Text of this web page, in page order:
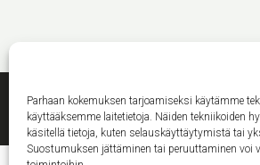
Parhaan kokemuksen tarjoamiseksi käytämme
käyttääksemme laitetietoja. Näiden tekniikoiden
käsitellä tietoja, kuten selauskäyttäytymistä tai
Suostumuksen jättäminen tai peruuttaminen